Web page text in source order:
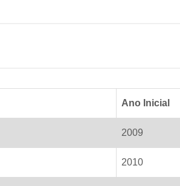
Ano Inicial
2009
2010